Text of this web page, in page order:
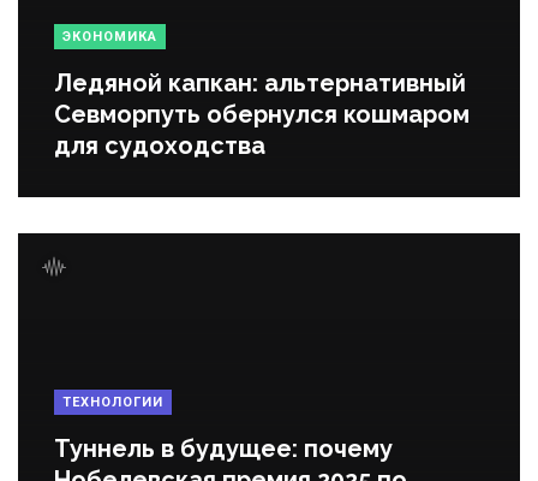
ЭКОНОМИКА
Ледяной капкан: альтернативный
Севморпуть обернулся кошмаром
для судоходства
ТЕХНОЛОГИИ
Туннель в будущее: почему